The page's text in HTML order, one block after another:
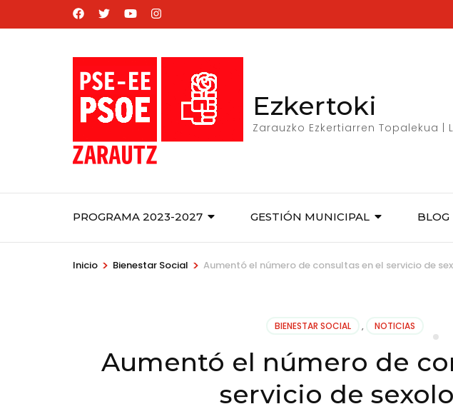
al
Ezkertoki
Zarauzko Ezkertiarren Topalekua
PROGRAMA 2023-2027 GESTIÓN MUNICIPAL BLOG
Inicio > Bienestar Social > Aumentó el número de consultas en el servicio de
BIENESTAR SOCIAL , NOTICIAS
Aumentó el número de
servicio de